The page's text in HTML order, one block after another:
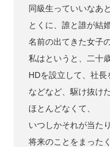
同級生っていいなあ
とくに、誰と誰が結
名前の出てきた女子
私はというと、二十
HDを設立して、社長
などなど、駆け抜け
ほとんどなくて、
いつしかそれが当た
将来のことをまった